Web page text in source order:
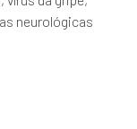
neurológicas